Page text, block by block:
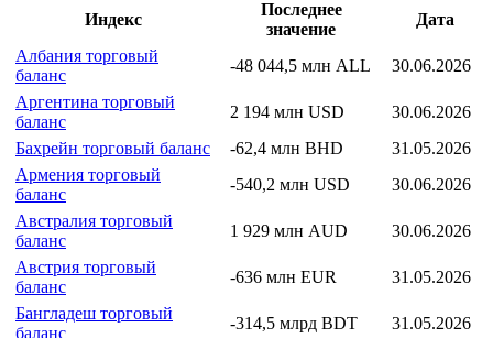
Индексы подгруппы
Индекс
значение
Албания торговый
баланс
-48 044,5 млн ALL
30.06.2026
Аргентина торговый
баланс
2 194 млн USD
30.06.2026
Бахрейн торговый баланс
-62,4 млн BHD
31.05.2026
Армения торговый
баланс
Австралия торговый
баланс